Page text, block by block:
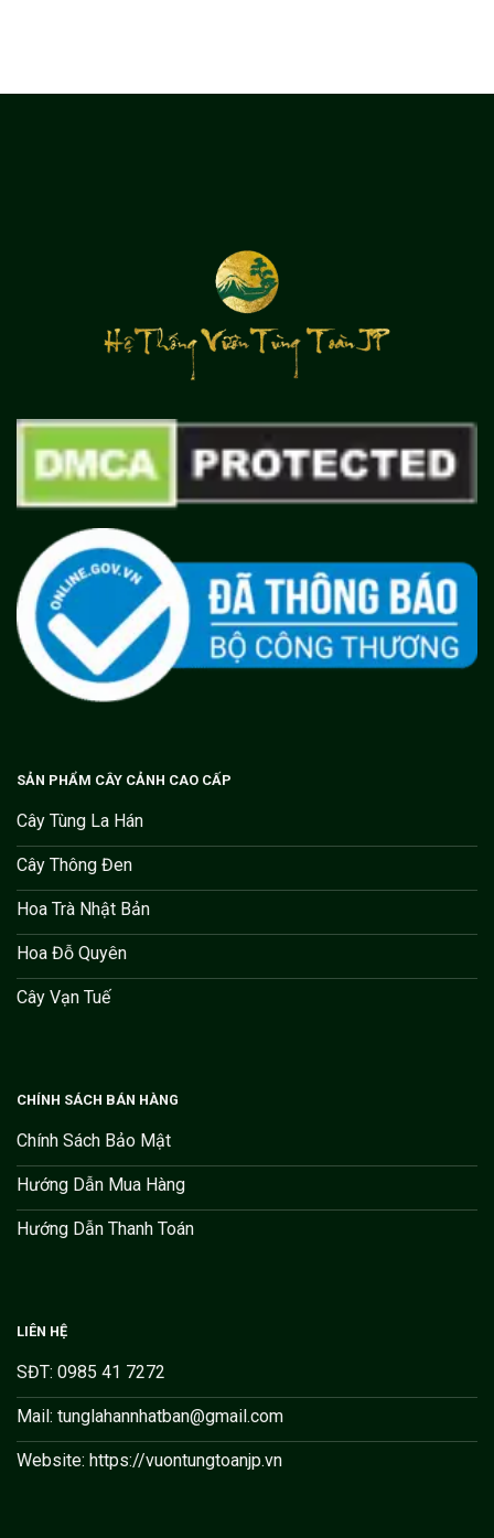
SẢN PHẨM CÂY CẢNH CAO CẤP
Cây Tùng La Hán
Cây Thông Đen
Hoa Trà Nhật Bản
Hoa Đỗ Quyên
Cây Vạn Tuế
CHÍNH SÁCH BÁN HÀNG
Chính Sách Bảo Mật
Hướng Dẫn Mua Hàng
Hướng Dẫn Thanh Toán
LIÊN HỆ
SĐT: 0985 41 7272
Mail: tunglahannhatban@gmail.com
Website: https://vuontungtoanjp.vn